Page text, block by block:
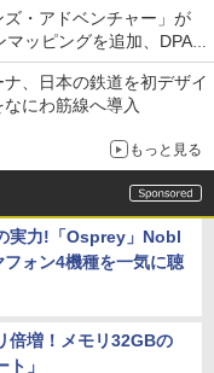
・アドベンチャー」が
ッピングを追加、DPA
、日本の鉄道を初デザイ
にわ筋線へ導入
もっと見る
実力!「Osprey」Nobl
ォン4機種を一気に聴
倍増！メモリ32GBの
ト」